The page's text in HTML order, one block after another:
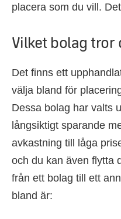
placera som du vill.
Vilket bolag tror
Det finns ett
välja bland för
Dessa bolag har valts
långsiktigt sparande
avkastning till låga
och du kan även flytta
från ett bolag till ett
bland är: